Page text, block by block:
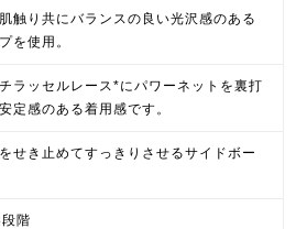
触り共にバランスの良い光沢感のある
を使用。
ラッセルレース*にパワーネットを裏打
定感のある着用感です。
せき止めてすっきりさせるサイドボー
階